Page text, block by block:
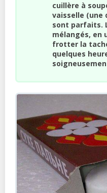
cuillère à
vaisselle (une
sont parfaits.
mélangés, en
frotter la
quelques